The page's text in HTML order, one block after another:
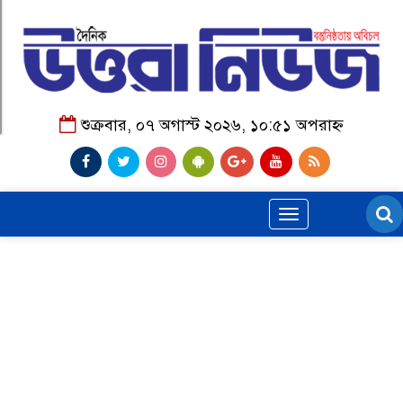
শুক্রবার, ০৭ অগাস্ট ২০২৬, ১০:৫১ অপরাহ্ন
Toggle
navigation